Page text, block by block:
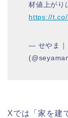
材値上がり
https://
— せやま｜
Xでは「家を建